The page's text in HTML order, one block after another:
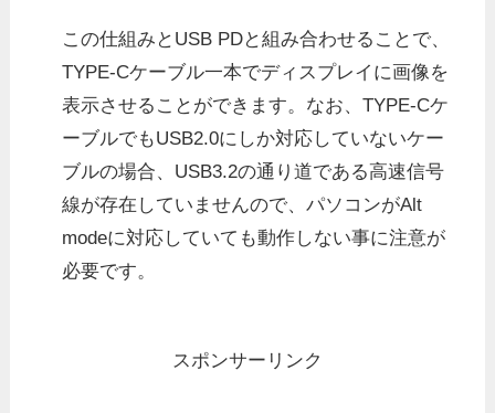
この仕組みとUSB PDと組み合わせることで、
TYPE-Cケーブル一本でディスプレイに画像を
表示させることができます。なお、TYPE-Cケ
ーブルでもUSB2.0にしか対応していないケー
ブルの場合、USB3.2の通り道である高速信号
線が存在していませんので、パソコンがAlt
modeに対応していても動作しない事に注意が
必要です。
スポンサーリンク